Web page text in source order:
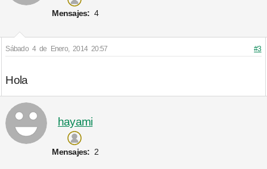
Mensajes: 4
Sábado 4 de Enero, 2014 20:57 #3
Hola
hayami
Mensajes: 2